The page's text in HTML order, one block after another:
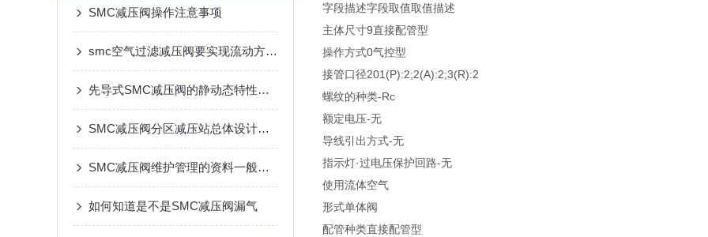
SMC减压阀操作注意事项
smc空气过滤减压阀要实现流动方向的改变，便要使用方向控制阀
先导式SMC减压阀的静动态特性仿真分析
SMC减压阀分区减压站总体设计同静态特性分析
SMC减压阀维护管理的资料一般都有哪些
如何知道是不是SMC减压阀漏气
字段描述字段取值取值描述
主体尺寸9直接配管型
操作方式0气控型
接管口径201(P):2;2(A):2;3(R):2
螺纹的种类-Rc
额定电压-无
导线引出方式-无
指示灯·过电压保护回路-无
使用流体空气
形式单体阀
配管种类直接配管型